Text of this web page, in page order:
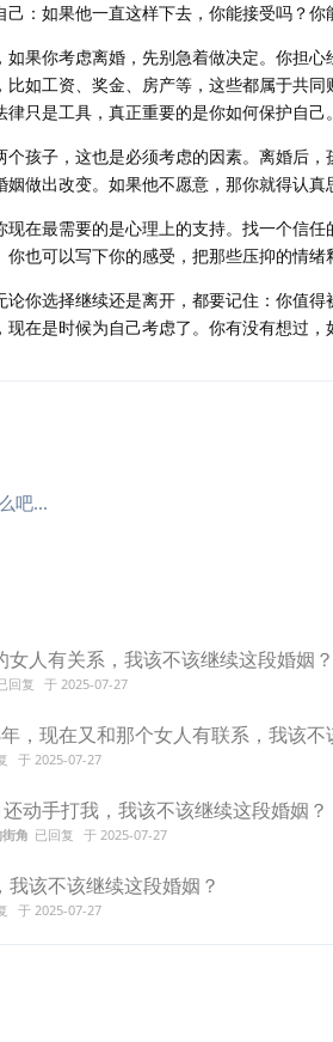
己：如果他一直这样下去，你能接受吗？你
如果你考虑离婚，先别急着做决定。你担
比如工资、奖金、房产等，这些都属于共
律只是工具，真正重要的是你如何保护自己。
个孩子，这也是必须考虑的因素。离婚后
姻做出改变。如果他不愿意，那你就得认
现在最需要的是心理上的支持。找一个信
你也可以写下你的感受，把那些压抑的情绪
论你选择继续还是离开，都要记住：你值
现在是时候为自己考虑了。你有没有想过
吧...
女人有关系，我该不该继续这段婚姻？
回复 于 2025-07-27
，现在又和那个女人有联系，我该不
于 2025-07-27
动手打我，我该不该继续这段婚姻？
角 已回复 于 2025-07-27
我该不该继续这段婚姻？
于 2025-07-27